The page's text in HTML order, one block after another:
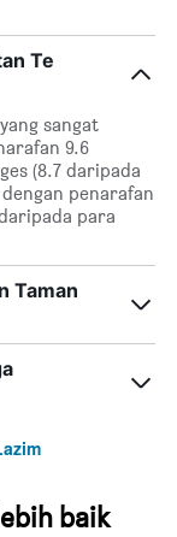
Te
sangat
9.6
(8.7 daripada
penarafan
para
Taman
baik